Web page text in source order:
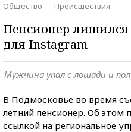
Общество
Происшествия
Пенсионер
для Instagram
Мужчина упал с лошади и
В Подмосковье во время
летний пенсионер. Об этом
ссылкой на региональное